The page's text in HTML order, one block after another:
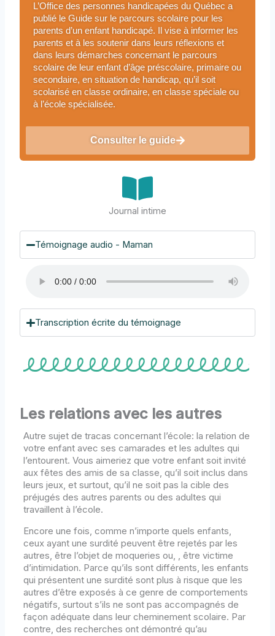
L’Office des personnes handicapées du Québec a
publié le Guide sur le parcours scolaire pour les
parents d’un enfant handicapé. Il vise à informer les
parents et à les soutenir dans leurs réflexions et
dans leurs démarches concernant le parcours
scolaire de leur enfant d’âge préscolaire, primaire ou
secondaire, en situation de handicap, qu’il soit
scolarisé en classe ordinaire, en classe spéciale ou
à l’école spécialisée.
Consulter le guide
Journal intime
Témoignage audio - Maman
Transcription écrite du témoignage
Les relations avec les autres
Autre sujet de tracas concernant l’école: la relation de
votre enfant avec ses camarades et les adultes qui
l’entourent. Vous aimeriez que votre enfant soit invité
aux fêtes des amis de sa classe, qu’il soit inclus dans
leurs jeux, et surtout, qu’il ne soit pas la cible des
préjugés des autres parents ou des adultes qui
travaillent à l’école.
Encore une fois, comme n’importe quels enfants,
ceux ayant une surdité peuvent être rejetés par les
autres, être l’objet de moqueries ou, , être victime
d’intimidation. Parce qu’ils sont différents, les enfants
qui présentent une surdité sont plus à risque que les
autres d’être exposés à ce genre de comportements
négatifs, surtout s’ils ne sont pas accompagnés de
façon adéquate dans leur cheminement scolaire. Par
contre, des recherches ont démontré qu’au